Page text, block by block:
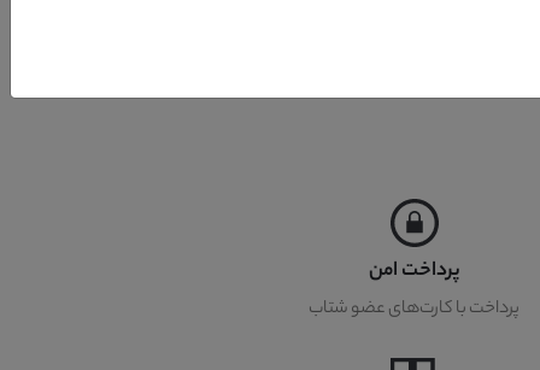
پرداخت امن
پرداخت با کارت‌های عضو شتاب